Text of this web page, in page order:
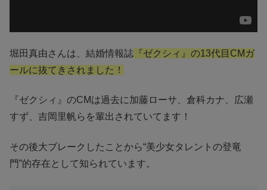
堀田真由さんは、結婚情報誌 『ゼクシィ』の13代目CMガ
ールに抜てきされました！
『ゼクシィ』のCMは過去に加藤ローサ、倉科カナ、広瀬
すず、吉岡里帆らを輩出されていてます！
その後大ブレークしたことから“美少女タレントの登竜
門”的存在として知られています。